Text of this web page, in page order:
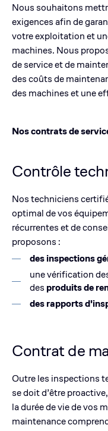
Nous souhaitons
exigences afin de
votre exploitation et
machines. Nous
de service et de
des coûts de
des machines et une
Nos contrats de
Contrôle
Nos techniciens
optimal de vos
récurrentes et de
proposons :
des inspections
une vérification
des produits de
des rapports
Contrat de
Outre les inspections
se doit d’être
la durée de vie de vos
maintenance